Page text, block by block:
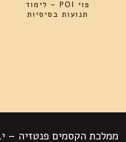
פוי POI – לימוד
תנועות בסיסיות
ממלכת הקסמים פנטזיה –